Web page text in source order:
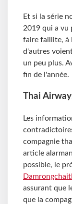
Et si la série
2019 qui a vu
faire faillite, à
d'autres
un peu plus.
fin de l'année.
Thai
Les
compagnie
article
possible, le
assurant que
que la